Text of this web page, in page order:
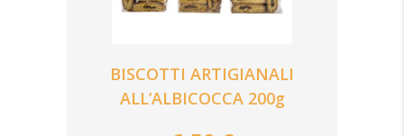
BISCOTTI ARTIGIANALI
ALL’ALBICOCCA 200g